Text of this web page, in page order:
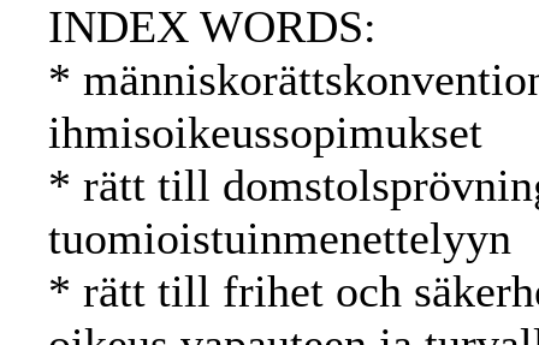
INDEX WORDS:
*
ihmisoikeussopimukset
* rätt till
tuomioistuinmenettelyyn
* rätt till frihet och